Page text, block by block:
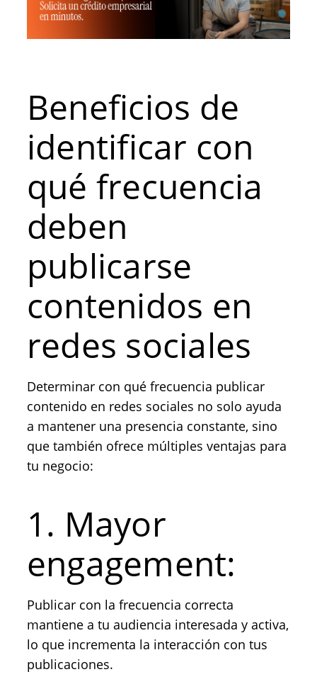
Beneficios de
identificar con
qué frecuencia
deben
publicarse
contenidos en
redes sociales
Determinar con qué frecuencia publicar
contenido en redes sociales no solo ayuda
a mantener una presencia constante, sino
que también ofrece múltiples ventajas para
tu negocio:
1. Mayor
engagement:
Publicar con la frecuencia correcta
mantiene a tu audiencia interesada y activa,
lo que incrementa la interacción con tus
publicaciones.